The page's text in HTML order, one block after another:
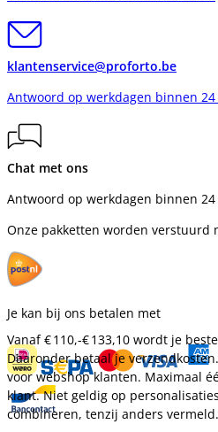
klantenservice@proforto.be
Antwoord op werkdagen binnen
Chat met ons
Antwoord op werkdagen binnen
Onze pakketten worden verstuurd
Je kan bij ons betalen met
Vanaf€ 110,-€ 133,10 wordt je
Daaronder betaal je
voor webshop klanten. Maximaal
klant. Niet geldig op
combineren, tenzij anders vermeld.